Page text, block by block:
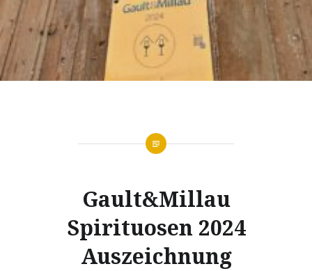
Gault&Millau
Spirituosen 2024
Auszeichnung